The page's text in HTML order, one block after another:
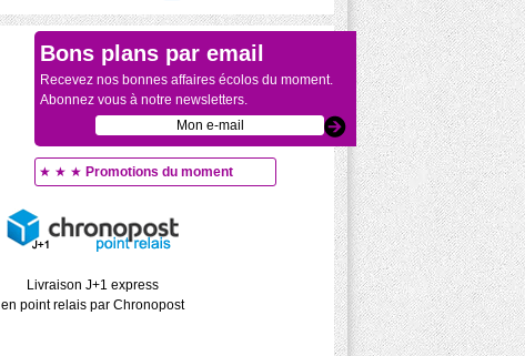
Bons plans par email
Recevez nos bonnes affaires écolos du moment.
Abonnez vous à notre newsletters.
★ ★ ★ Promotions du moment
Livraison J+1 express
en point relais par Chronopost